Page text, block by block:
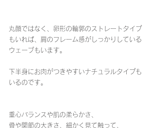
丸顔ではなく、卵形の輪郭のストレートタイプ
もいれば、肩のフレーム感がしっかりしている
ウェーブもいます。
下半身にお肉がつきやすいナチュラルタイプも
いるのです。
重心バランスや肌の柔らかさ、
骨や関節の大きさ、細かく見て触って、